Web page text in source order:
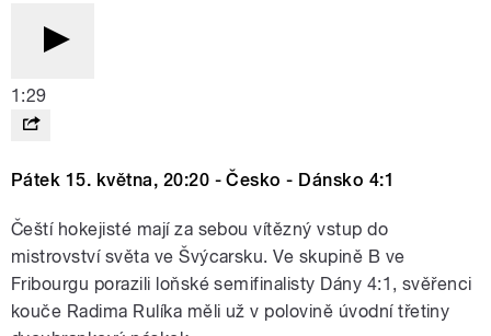
1:29
Pátek 15. května, 20:20 - Česko - Dánsko 4:1
Čeští hokejisté mají za sebou vítězný vstup do
mistrovství světa ve Švýcarsku. Ve skupině B ve
Fribourgu porazili loňské semifinalisty Dány 4:1, svěřenci
kouče Radima Rulíka měli už v polovině úvodní třetiny